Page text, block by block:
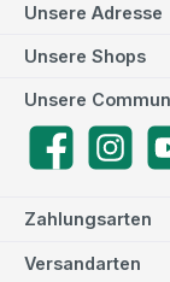
Zahlungsarten
Versandarten
Unsere Adresse
Unsere
FacebookInstagram
Unsere Shops